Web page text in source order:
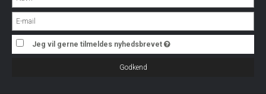
Jeg vil gerne tilmeldes nyhedsbrevet
Godkend